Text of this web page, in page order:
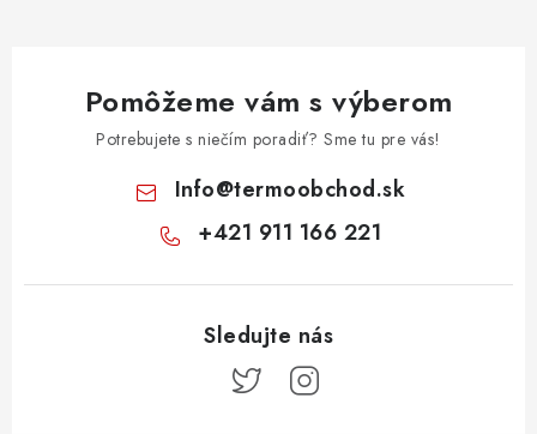
Pomôžeme vám s výberom
Potrebujete s niečím poradiť? Sme tu pre vás!
Info@termoobchod.sk
+421 911 166 221